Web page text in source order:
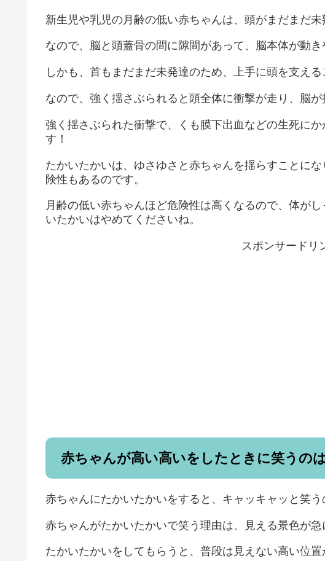
新生児や乳児の月齢の低い赤ちゃんは、頭がまだまだ未
なので、脳と頭蓋骨の間に隙間があって、脳本体が動き
しかも、首もまだまだ未発達のため、上手に頭を支え
なので、強く揺さぶられると頭全体に衝撃が走り、脳
強く揺さぶられた衝撃で、くも膜下出血などの生死に
す！
たかいたかいは、ゆさゆさと赤ちゃんを揺らすことに
険性もあるのです。
月齢の低い赤ちゃんほど危険性は高くなるので、体が
いたかいはやめてくださいね。
スポンサードリ
赤ちゃんが高い高いをしたときに笑うの
赤ちゃんにたかいたかいをすると、キャッキャッと笑う
赤ちゃんがたかいたかいで笑う理由は、見える景色が急
たかいたかいをしてもらうと、普段は見えない高い位置